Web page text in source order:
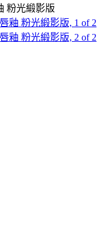
粉光緞影版
釉 粉光緞影版, 1 of 2
釉 粉光緞影版, 2 of 2